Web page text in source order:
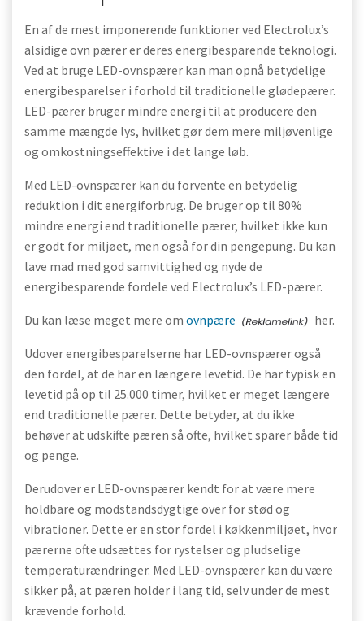
En af de mest imponerende funktioner ved Electrolux’s
alsidige ovn pærer er deres energibesparende teknologi.
Ved at bruge LED-ovnspærer kan man opnå betydelige
energibesparelser i forhold til traditionelle glødepærer.
LED-pærer bruger mindre energi til at producere den
samme mængde lys, hvilket gør dem mere miljøvenlige
og omkostningseffektive i det lange løb.
Med LED-ovnspærer kan du forvente en betydelig
reduktion i dit energiforbrug. De bruger op til 80%
mindre energi end traditionelle pærer, hvilket ikke kun
er godt for miljøet, men også for din pengepung. Du kan
lave mad med god samvittighed og nyde de
energibesparende fordele ved Electrolux’s LED-pærer.
Du kan læse meget mere om ovnpære her.
Udover energibesparelserne har LED-ovnspærer også
den fordel, at de har en længere levetid. De har typisk en
levetid på op til 25.000 timer, hvilket er meget længere
end traditionelle pærer. Dette betyder, at du ikke
behøver at udskifte pæren så ofte, hvilket sparer både tid
og penge.
Derudover er LED-ovnspærer kendt for at være mere
holdbare og modstandsdygtige over for stød og
vibrationer. Dette er en stor fordel i køkkenmiljøet, hvor
pærerne ofte udsættes for rystelser og pludselige
temperaturændringer. Med LED-ovnspærer kan du være
sikker på, at pæren holder i lang tid, selv under de mest
krævende forhold.